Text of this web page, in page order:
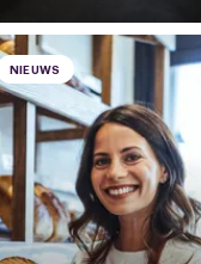
NIEUWS